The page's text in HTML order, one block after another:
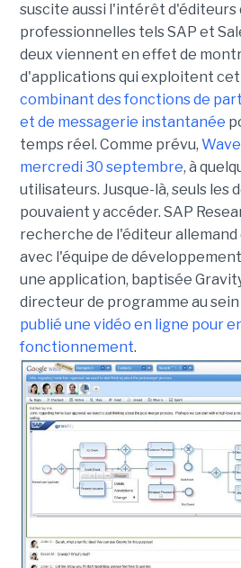
suscite aussi l'intérêt
professionnelles tels SAP et
deux viennent en effet de
d'applications qui exploitent cet
combinant des fonctions de
et de messagerie instantanée
temps réel. Comme prévu,
mercredi 30 septembre, à
utilisateurs. Jusque-là, seuls les
pouvaient y accéder. SAP
recherche de l'éditeur allemand
avec l'équipe de
une application, baptisée
directeur de programme au sein
publié une vidéo en ligne pour
fonctionnement.